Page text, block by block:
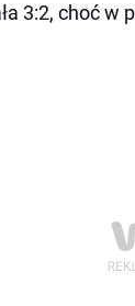
3:2, choć